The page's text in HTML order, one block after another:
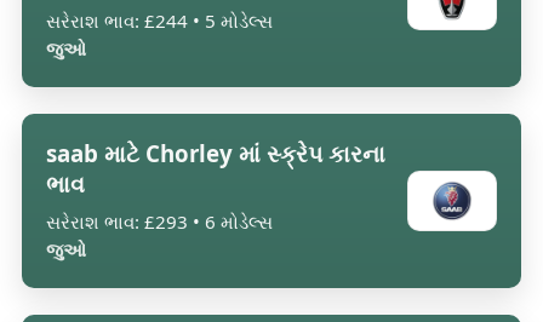
સરેરાશ ભાવ: £244 • 5 મોડેલ્સ
જુઓ
saab માટે Chorley માં સ્ક્રેપ કારના
ભાવ
સરેરાશ ભાવ: £293 • 6 મોડેલ્સ
જુઓ